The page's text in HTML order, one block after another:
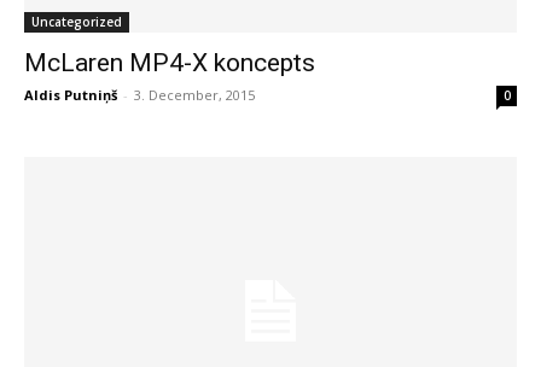
Uncategorized
McLaren MP4-X koncepts
Aldis Putniņš - 3. December, 2015 0